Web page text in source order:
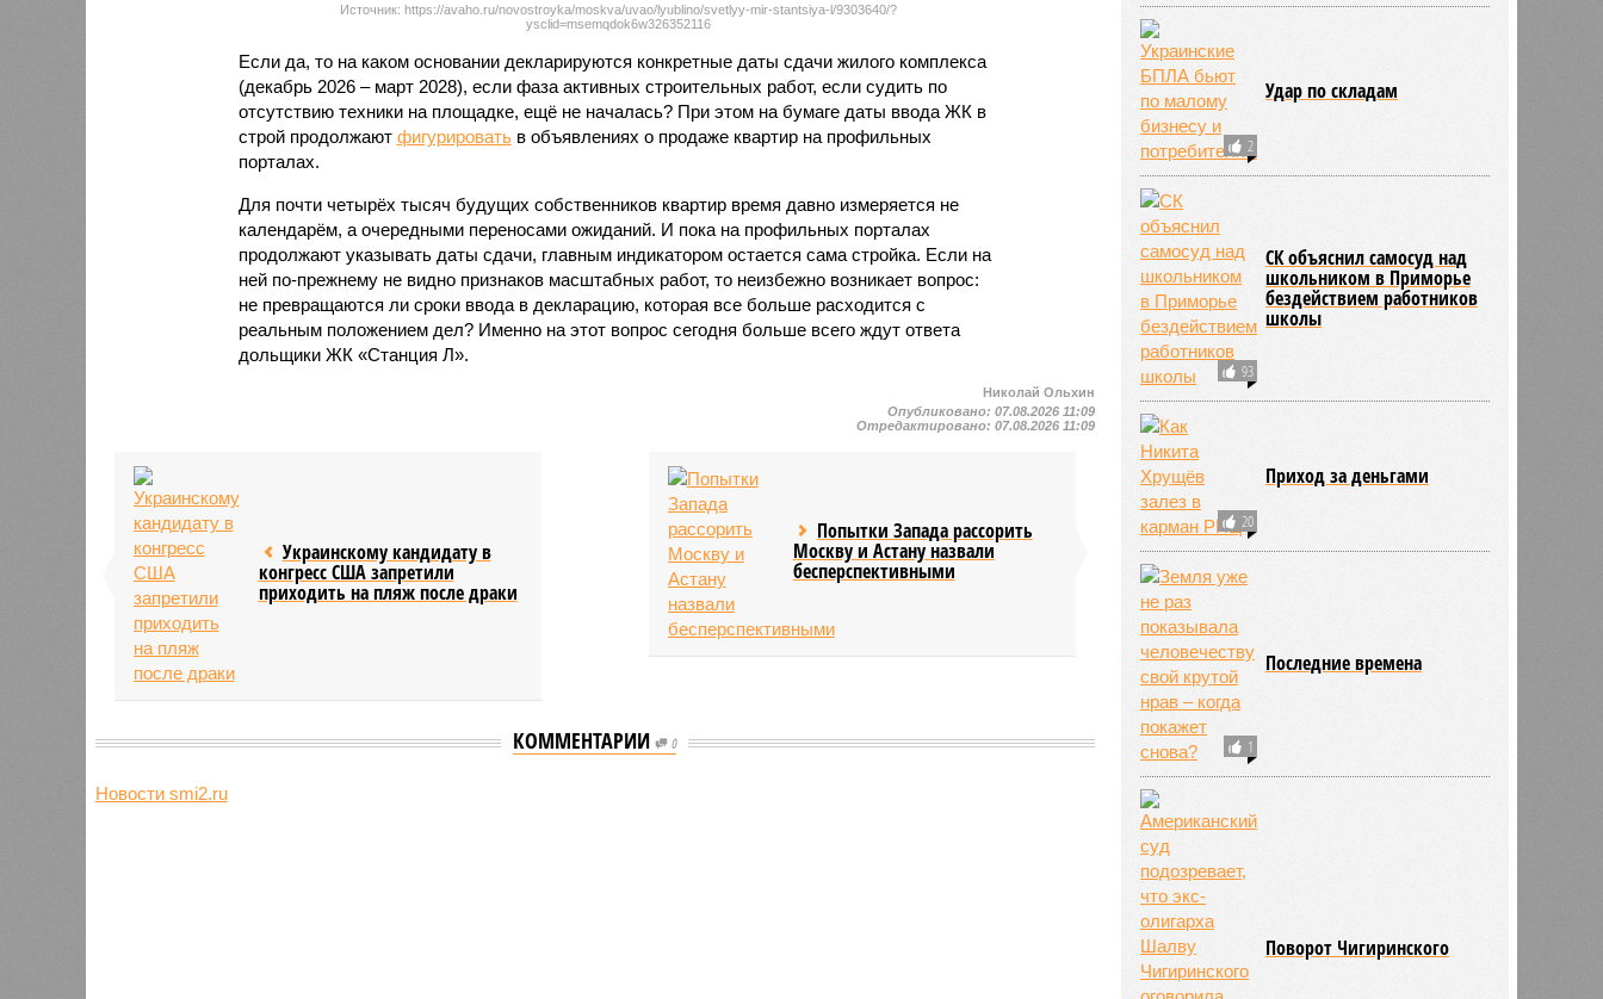
Источник: https://avaho.ru/novostroyka/moskva/uvao/lyublino/svetlyy-mir-stantsiya-l/9303640/?
ysclid=msemqdok6w326352116
Если да, то на каком основании декларируются конкретные даты сдачи жилого комплекса
(декабрь 2026 – март 2028), если фаза активных строительных работ, если судить по
отсутствию техники на площадке, ещё не началась? При этом на бумаге даты ввода ЖК в
строй продолжают фигурироватьв объявлениях о продаже квартир на профильных
порталах.
Для почти четырёх тысяч будущих собственников квартир время давно измеряется не
календарём, а очередными переносами ожиданий. И пока на профильных порталах
продолжают указывать даты сдачи, главным индикатором остается сама стройка. Если на
ней по-прежнему не видно признаков масштабных работ, то неизбежно возникает вопрос:
не превращаются ли сроки ввода в декларацию, которая все больше расходится с
реальным положением дел? Именно на этот вопрос сегодня больше всего ждут ответа
дольщики ЖК «Станция Л».
Николай Ольхин
Опубликовано:07.08.2026 11:09
Отредактировано:07.08.2026 11:09
Украинскому кандидату в
конгресс США запретили
приходить на пляж после драки
Попытки Запада рассорить
Москву и Астану назвали
бесперспективными
КОММЕНТАРИИ 0
Новости smi2.ru
2
Удар по складам
93
СК объяснил самосуд над
школьником в Приморье
бездействием работников
школы
20
Приход за деньгами
1
Последние времена
Поворот Чигиринского